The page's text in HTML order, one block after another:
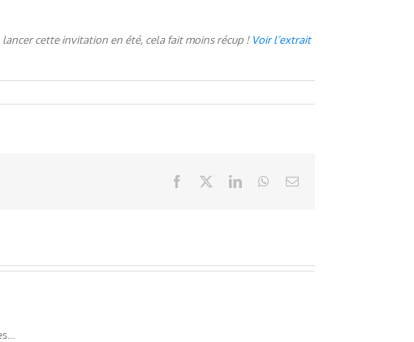
lancer cette invitation en été, cela fait moins récup ! Voir l’extrait
Facebook LinkedInWhatsApp
Email